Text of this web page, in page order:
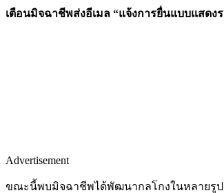
เตือนมิจฉาชีพส่งอีเมล “แจ้งการยื่นแบบแสด
Advertisement
ขณะนี้พบมิจฉาชีพได้พัฒนากลโกงในหลายรูป